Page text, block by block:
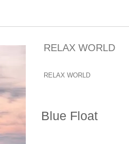
RELAX WORLD
RELAX WORLD
Blue Float